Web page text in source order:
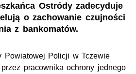
Ostródy zadecyduje
o zachowanie czujności
z bankomatów.
Powiatowej Policji w Tczewie
pracownika ochrony jednego